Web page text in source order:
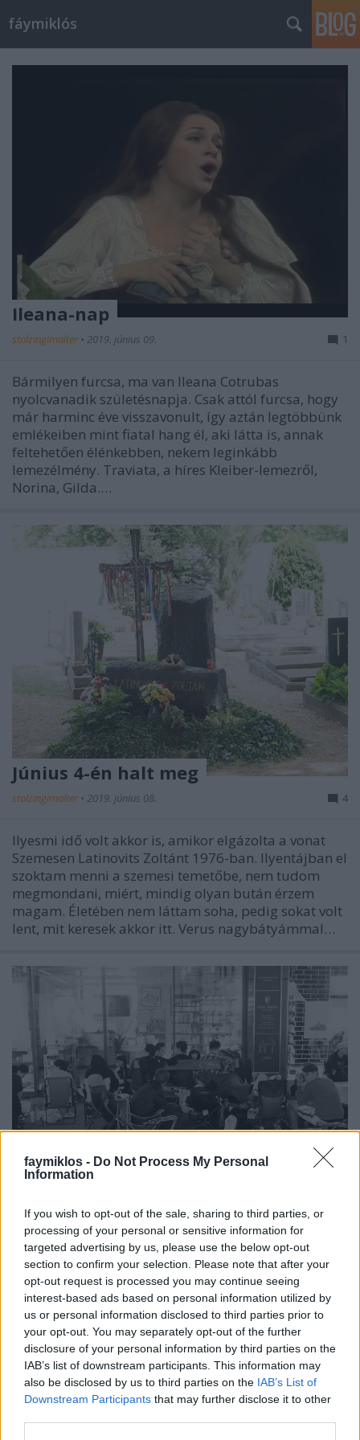
faymiklos - Do Not Process My Personal
Information
If you wish to opt-out of the sale, sharing to third parties, or
processing of your personal or sensitive information for
targeted advertising by us, please use the below opt-out
section to confirm your selection. Please note that after your
opt-out request is processed you may continue seeing
interest-based ads based on personal information utilized by
us or personal information disclosed to third parties prior to
your opt-out. You may separately opt-out of the further
disclosure of your personal information by third parties on the
IAB’s list of downstream participants. This information may
also be disclosed by us to third parties on the IAB’s List of
Downstream Participants that may further disclose it to other
fáymiklós
Ileana-nap
stolzingimalter • 2019. június 09. 1
Bármilyen furcsa, ma van Ileana Cotrubas
nyolcvanadik születésnapja. Csak attól furcsa, hogy
már harminc éve visszavonult, így aztán legtöbbünk
emlékeiben mint fiatal hang él, aki látta is, annak
feltehetően élénkebben, nekem leginkább
lemezélmény. Traviata, a híres Kleiber-lemezről,
Norina, Gilda.…
Június 4-én halt meg
stolzingimalter • 2019. június 08. 4
Ilyesmi idő volt akkor is, amikor elgázolta a vonat
Szemesen Latinovits Zoltánt 1976-ban. Ilyentájban el
szoktam menni a szemesi temetőbe, nem tudom
megmondani, miért, mindig olyan bután érzem
magam. Életében nem láttam soha, pedig sokat volt
lent, mit keresek akkor itt. Verus nagybátyámmal…
Éjszaka az utcán
stolzingimalter 2019. június 07.
A házunkkal szemben egy tornacipőbolt van, amit
időnként megrohannak a rajongók. Bizonyos
modellekre megéri várni, és várnak is, üldögélnek
egy éjszakán át. A mostani rohamban az a meglepő,
hogy lőn este és reggel, és a rajongók maradtak,
vagyis a sorban állás most két éjszakán át tartott a…